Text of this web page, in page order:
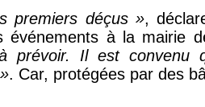
premiers déçus »,
événements à la mairie
prévoir. Il est
. Car, protégées par des